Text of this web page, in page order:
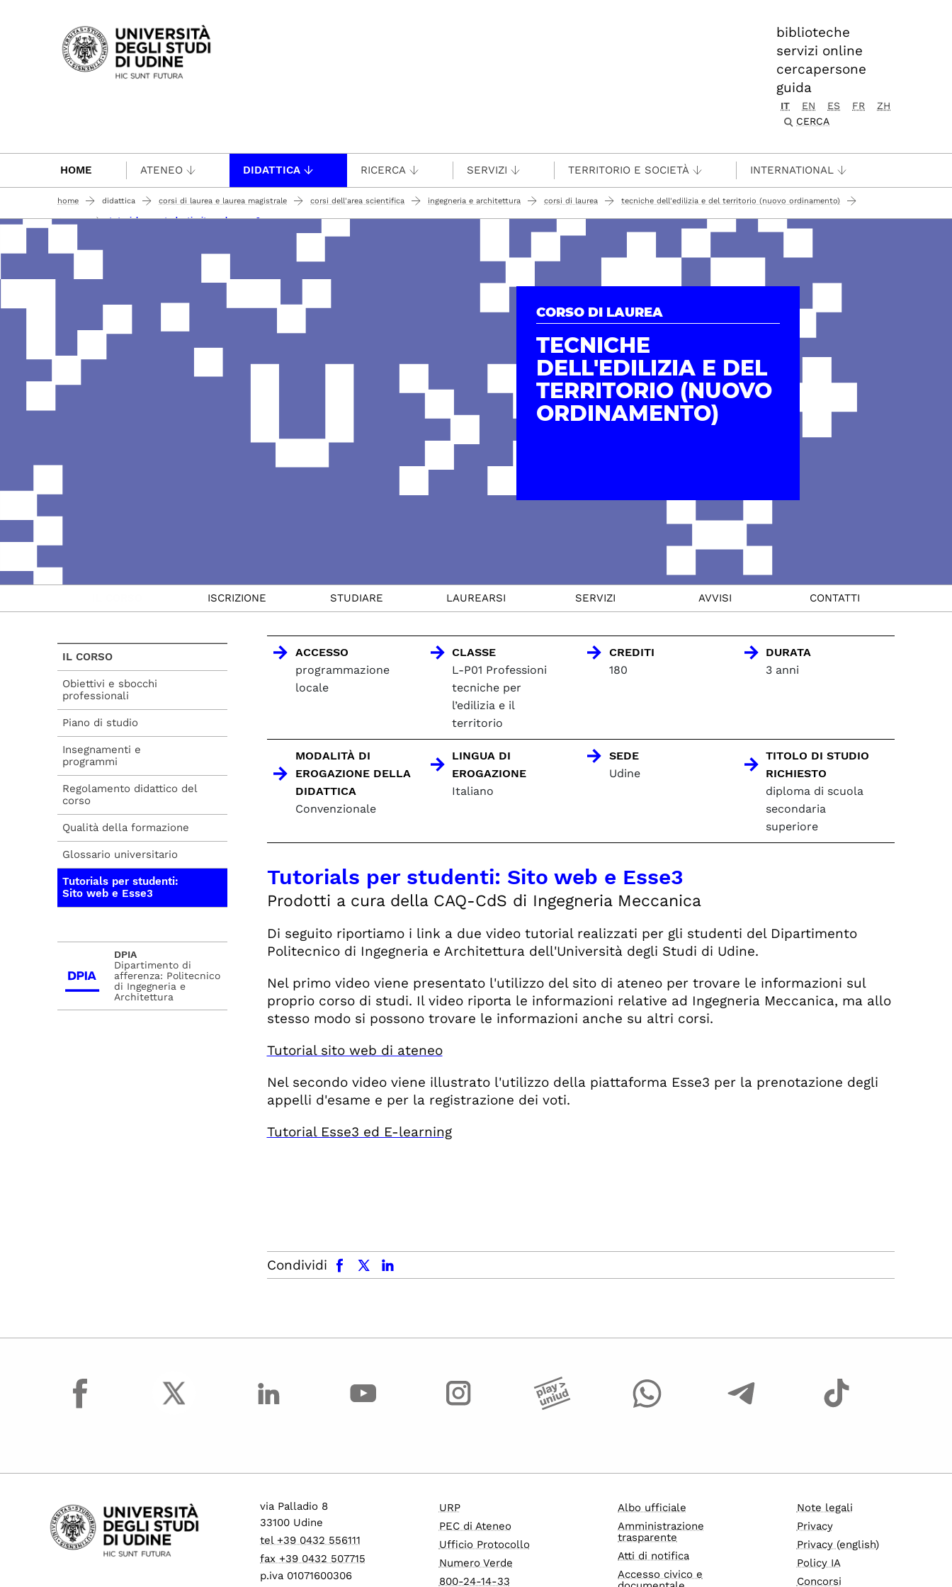
Passa al contenuto principale
biblioteche
servizi online
cercapersone
guida
IT EN ES FR
ZH
CERCA
HOME ATENEO DIDATTICA RICERCA SERVIZI TERRITORIO E SOCIETÀ INTERNATIONAL
home didattica corsi di laurea e laurea magistrale corsi dell'area scientifica ingegneria e architettura corsi di laurea tecniche dell'edilizia e del territorio (nuovo ordinamento)
il corso tutorials per studenti: sito web e esse3
CORSO DI LAUREA
TECNICHE
DELL'EDILIZIA E DEL
TERRITORIO (NUOVO
ORDINAMENTO)
ISCRIZIONE STUDIARE LAUREARSI SERVIZI AVVISI CONTATTI
ACCESSO
programmazione
locale
CLASSE
L-P01 Professioni
tecniche per
l’edilizia e il
territorio
CREDITI
180
DURATA
3 anni
MODALITÀ DI
EROGAZIONE DELLA
DIDATTICA
Convenzionale
LINGUA DI
EROGAZIONE
Italiano
SEDE
Udine
TITOLO DI STUDIO
RICHIESTO
diploma di scuola
secondaria
superiore
Tutorials per studenti: Sito web e Esse3
Prodotti a cura della CAQ-CdS di Ingegneria Meccanica
Di seguito riportiamo i link a due video tutorial realizzati per gli studenti del Dipartimento
Politecnico di Ingegneria e Architettura dell'Università degli Studi di Udine.
Nel primo video viene presentato l'utilizzo del sito di ateneo per trovare le informazioni sul
proprio corso di studi. Il video riporta le informazioni relative ad Ingegneria Meccanica, ma allo
stesso modo si possono trovare le informazioni anche su altri corsi.
Tutorial sito web di ateneo
Nel secondo video viene illustrato l'utilizzo della piattaforma Esse3 per la prenotazione degli
appelli d'esame e per la registrazione dei voti.
Tutorial Esse3 ed E-learning
Condividi
facebook x.com linkedin
IL CORSO
Obiettivi e sbocchi
professionali
Piano di studio
Insegnamenti e
programmi
Regolamento didattico del
corso
Qualità della formazione
Glossario universitario
Tutorials per studenti:
Sito web e Esse3
DPIA
Dipartimento di
afferenza: Politecnico
di Ingegneria e
Architettura
facebook
via Palladio 8
33100 Udine
tel +39 0432 556111
fax +39 0432 507715
p.iva 01071600306
URP
PEC di Ateneo
Ufficio Protocollo
Numero Verde
800-24-14-33
Albo ufficiale
Amministrazione
trasparente
Atti di notifica
Accesso civico e
Note legali
Privacy
Privacy (english)
Policy IA
Concorsi